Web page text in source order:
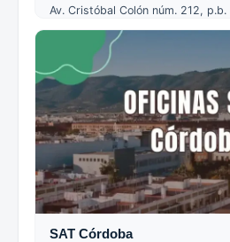
Av. Cristóbal Colón núm. 212, p.b.
SAT Córdoba